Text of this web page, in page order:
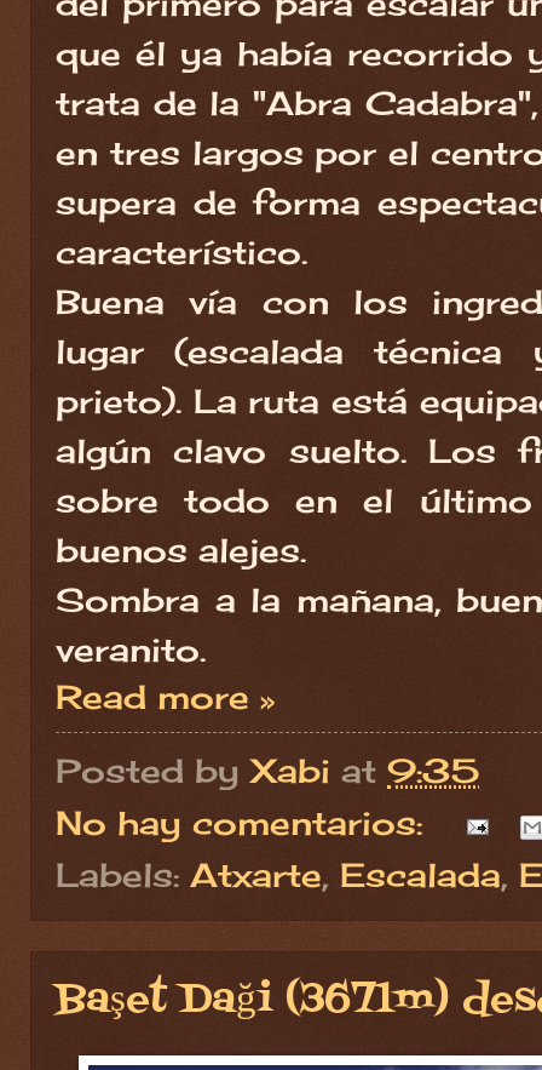
que él ya había recorrido
trata de la "Abra
en tres largos por el
supera de forma
característico.
Buena vía con los
lugar (escalada técnica
prieto). La ruta está
algún clavo suelto. Los
sobre todo en el
buenos alejes.
Sombra a la mañana,
veranito.
Read more »
Posted byXabi at 9:35
No hay comentarios:
Labels: Atxarte, Escalada,
Başet Daği (3671m)